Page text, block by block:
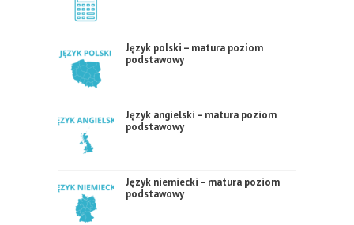
Język polski – matura poziom
podstawowy
Język angielski – matura poziom
podstawowy
Język niemiecki – matura poziom
podstawowy